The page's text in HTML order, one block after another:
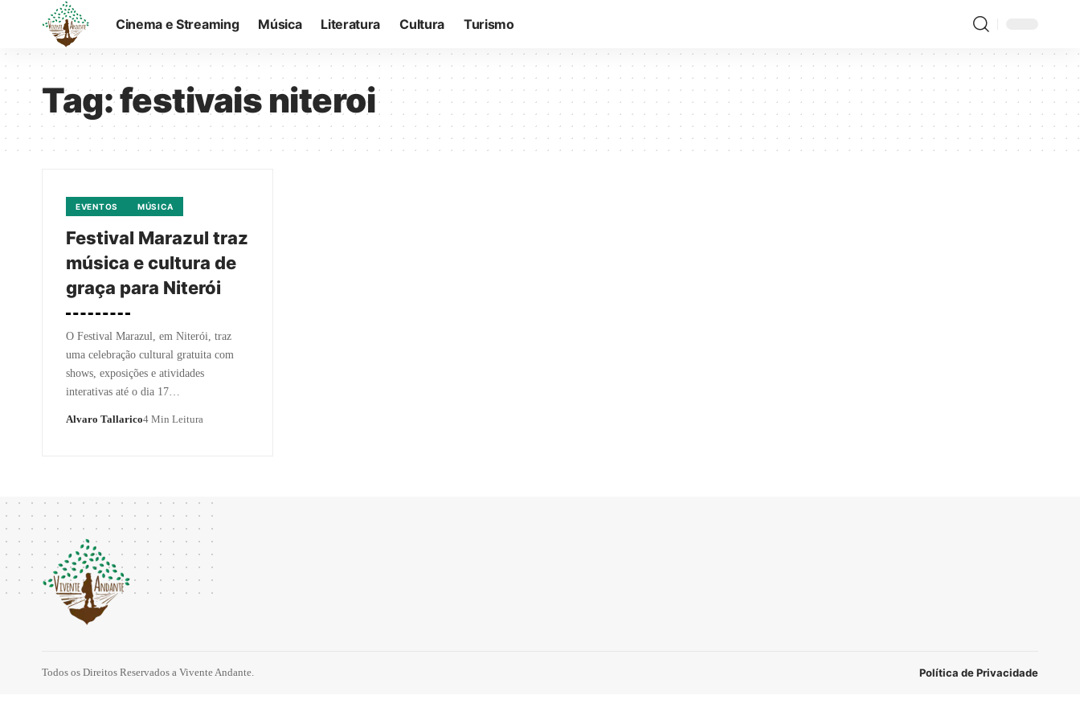
Cinema e Streaming Música Literatura Cultura Turismo
Tag:festivais niteroi
EVENTOS MÚSICA
Festival Marazul traz
música e cultura de
graça para Niterói
O Festival Marazul, em Niterói, traz
uma celebração cultural gratuita com
shows, exposições e atividades
interativas até o dia 17…
Alvaro Tallarico4 Min Leitura
Todos os Direitos Reservados a Vivente Andante. Política de Privacidade